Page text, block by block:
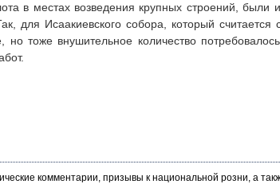
в местах возведения крупных строений, были
для Исаакиевского собора, который
тоже внушительное количество
комментарии, призывы к национальной розни, а